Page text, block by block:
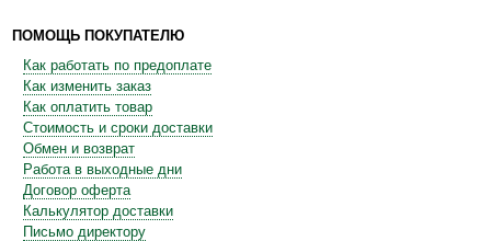
ПОМОЩЬ ПОКУПАТЕЛЮ
Как работать по предоплате
Как изменить заказ
Как оплатить товар
Стоимость и сроки доставки
Обмен и возврат
Работа в выходные дни
Договор оферта
Калькулятор доставки
Письмо директору